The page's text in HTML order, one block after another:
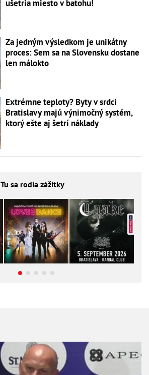
ušetria miesto v batohu!
Za jedným výsledkom je unikátny
proces: Sem sa na Slovensku dostane
len málokto
Extrémne teploty? Byty v srdci
Bratislavy majú výnimočný systém,
ktorý ešte aj šetrí náklady
sa rodia zážitky